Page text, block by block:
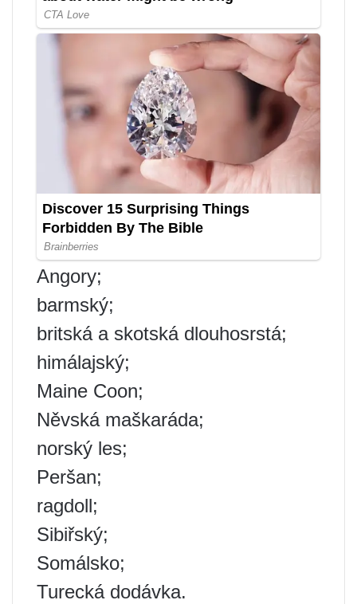
Angory;
barmský;
britská a skotská dlouhosrstá;
himálajský;
Maine Coon;
Něvská maškaráda;
norský les;
Peršan;
ragdoll;
Sibiřský;
Somálsko;
Turecká dodávka.